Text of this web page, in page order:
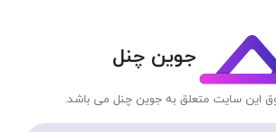
جوین چنل
این سایت متعلق به جوین چنل می باشد.